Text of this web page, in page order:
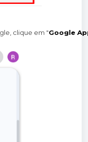
clique em "Google